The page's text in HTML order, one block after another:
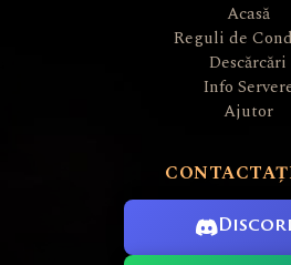
Acasă
Reguli de
Descărcări
Info
Ajutor